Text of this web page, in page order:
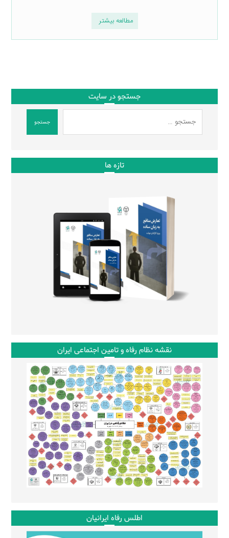
مطالعه بیشتر
جستجو در سایت
جستجو
تازه ها
نقشه نظام رفاه و تامین اجتماعی ایران
اطلس رفاه ایرانیان